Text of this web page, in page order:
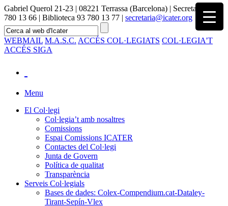
Gabriel Querol 21-23 | 08221 Terrassa (Barcelona) | Secretaria 93
780 13 66 | Biblioteca 93 780 13 77 | secretaria@icater.org
WEBMAIL M.A.S.C. ACCÉS COL·LEGIATS COL·LEGIA'T
ACCÉS SIGA
Menu
El Col·legi
Col·legia’t amb nosaltres
Comissions
Espai Comissions ICATER
Contactes del Col·legi
Junta de Govern
Política de qualitat
Transparència
Serveis Col·legials
Bases de dades: Colex-Compendium.cat-Dataley-
Tirant-Sepín-Vlex